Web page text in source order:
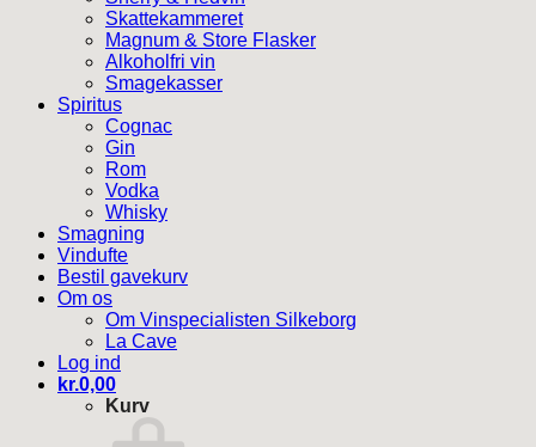
Skattekammeret
Magnum & Store Flasker
Alkoholfri vin
Smagekasser
Spiritus
Cognac
Gin
Rom
Vodka
Whisky
Smagning
Vindufte
Bestil gavekurv
Om os
Om Vinspecialisten Silkeborg
La Cave
Log ind
kr.0,00
Kurv